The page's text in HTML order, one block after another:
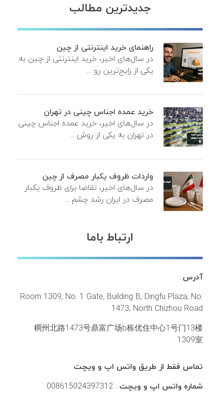
جدیدترین مطالب
راهنمای خرید اینترنتی از چین
در سال‌های اخیر، خرید اینترنتی از چین به
یکی از رایج‌ترین رو ...
خرید عمده اجناس چینی در تهران
در سال‌های اخیر، خرید عمده اجناس چینی
در تهران به یکی از روش ...
واردات ظروف یکبار مصرف از چین
در سال‌های اخیر، تقاضا برای ظروف یکبار
مصرف در ایران رشد چشم ...
ارتباط باما
آدرس :
Room 1309, No. 1 Gate, Building B, Dingfu Plaza, No.
1473, North Chizhou Road
稠州北路1473号鼎富广场b栋优住中心1号门13楼
1309室
تماس فقط از طریق واتس اپ و ویچت
شماره واتس اپ و ویچت : 008615024397312